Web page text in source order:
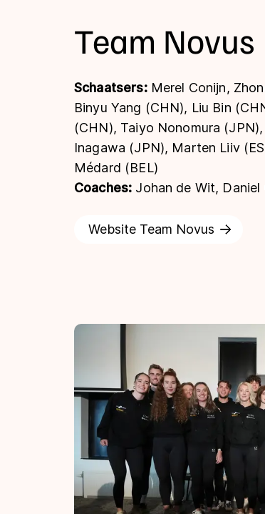
Team Novus
Schaatsers:Merel Conijn,
Binyu Yang (CHN), Liu Bin
(CHN), Taiyo Nonomura
Inagawa (JPN), Marten Liiv
Médard (BEL)
Coaches: Johan de Wit, Daniel
Website Team Novus